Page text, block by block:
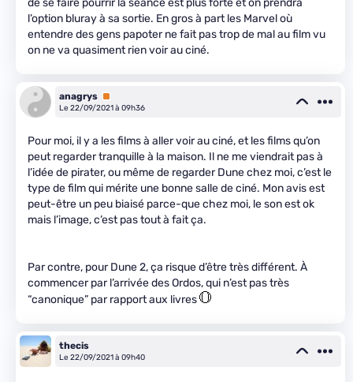
l’option bluray à sa sortie. En gros à part les Marvel où
entendre des gens papoter ne fait pas trop de mal au film vu
on ne va quasiment rien voir au ciné.
anagrys Premium
Le 22/09/2021 à 09h36
Pour moi, il y a les films à aller voir au ciné, et les films qu’on
peut regarder tranquille à la maison. Il ne me viendrait pas à
l’idée de pirater, ou même de regarder Dune chez moi, c’est le
type de film qui mérite une bonne salle de ciné. Mon avis est
peut-être un peu biaisé parce-que chez moi, le son est ok
mais l’image, c’est pas tout à fait ça.
Par contre, pour Dune 2, ça risque d’être très différent. À
commencer par l’arrivée des Ordos, qui n’est pas très
“canonique” par rapport aux livres
thecis
Le 22/09/2021 à 09h40